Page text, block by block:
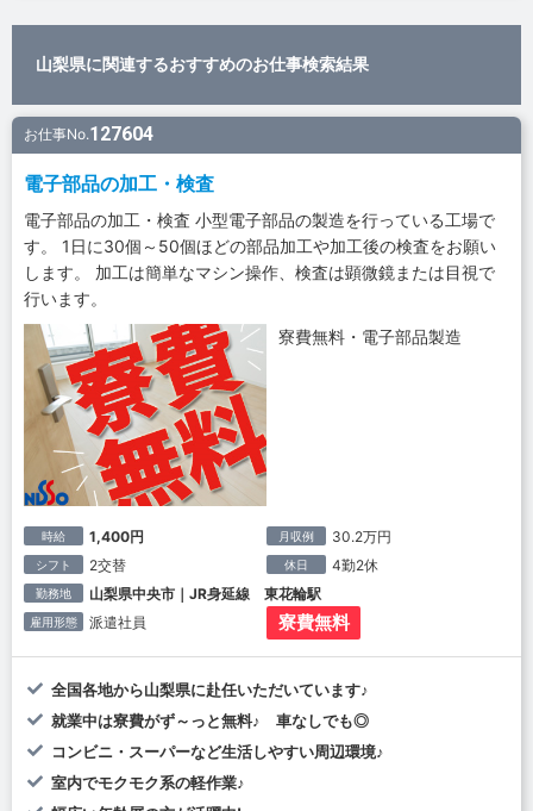
山梨県に関連するおすすめのお仕事検索結果
お仕事No.127604
電子部品の加工・検査
電子部品の加工・検査 小型電子部品の製造を行っている工場で
す。 1日に30個～50個ほどの部品加工や加工後の検査をお願い
します。 加工は簡単なマシン操作、検査は顕微鏡または目視で
行います。
寮費無料・電子部品製造
時給 1,400円 月収例 30.2万円
シフト 2交替 休日 4勤2休
勤務地 山梨県中央市｜JR身延線 東花輪駅
雇用形態 派遣社員 寮費無料
全国各地から山梨県に赴任いただいています♪
就業中は寮費がず～っと無料♪ 車なしでも◎
コンビニ・スーパーなど生活しやすい周辺環境♪
室内でモクモク系の軽作業♪